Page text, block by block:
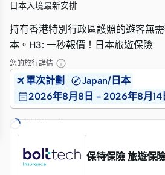
日本入境最新安排
持有香港特別行政區護照的遊客無
本。H3: 一秒報價！日本旅遊保險
您的旅行詳情
單次計劃
Japan/日本
2026年8月8日 - 2026年8月14
繼續搜尋中…
保特保險 旅遊保